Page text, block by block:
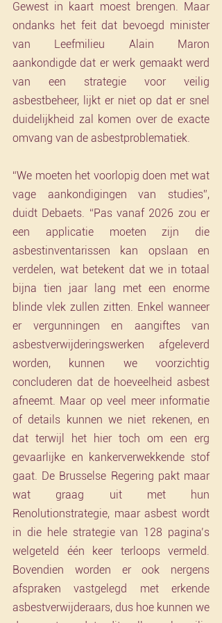
Gewest in kaart moest brengen. Maar
ondanks het feit dat bevoegd minister
van Leefmilieu Alain Maron
aankondigde dat er werk gemaakt werd
van een strategie voor veilig
asbestbeheer, lijkt er niet op dat er snel
duidelijkheid zal komen over de exacte
omvang van de asbestproblematiek.
“We moeten het voorlopig doen met wat
vage aankondigingen van studies”,
duidt Debaets. “Pas vanaf 2026 zou er
een applicatie moeten zijn die
asbestinventarissen kan opslaan en
verdelen, wat betekent dat we in totaal
bijna tien jaar lang met een enorme
blinde vlek zullen zitten. Enkel wanneer
er vergunningen en aangiftes van
asbestverwijderingswerken afgeleverd
worden, kunnen we voorzichtig
concluderen dat de hoeveelheid asbest
afneemt. Maar op veel meer informatie
of details kunnen we niet rekenen, en
dat terwijl het hier toch om een erg
gevaarlijke en kankerverwekkende stof
gaat. De Brusselse Regering pakt maar
wat graag uit met hun
Renolutionstrategie, maar asbest wordt
in die hele strategie van 128 pagina’s
welgeteld één keer terloops vermeld.
Bovendien worden er ook nergens
afspraken vastgelegd met erkende
asbestverwijderaars, dus hoe kunnen we